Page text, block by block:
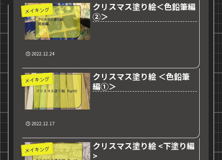
メイキング
クリスマス塗り絵＜色鉛筆編
②＞
2022.12.24
メイキング
クリスマス塗り絵 ＜色鉛筆
編①＞
2022.12.17
メイキング
クリスマス塗り絵 <下塗り編
>